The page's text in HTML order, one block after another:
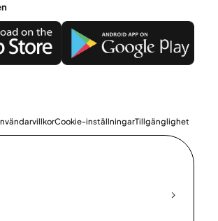
Cookie-inställningarTillgänglighet